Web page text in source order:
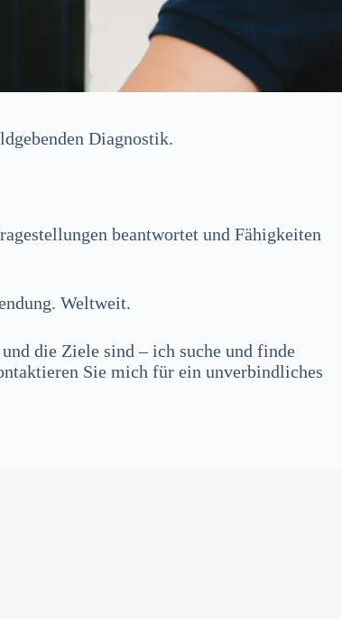
Diagnostik.
beantwortet und Fähigkeiten
Weltweit.
die Ziele sind – ich suche und finde
Sie mich für ein unverbindliches